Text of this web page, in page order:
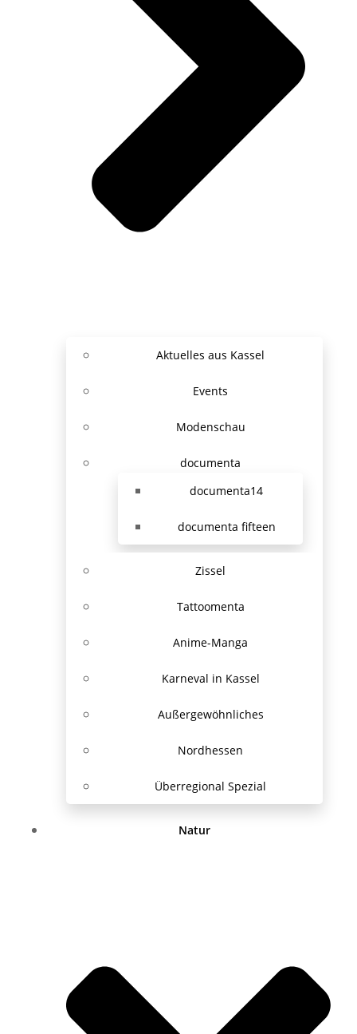
Aktuelles aus Kassel
Events
Modenschau
documenta
documenta14
documenta fifteen
Zissel
Tattoomenta
Anime-Manga
Karneval in Kassel
Außergewöhnliches
Nordhessen
Überregional Spezial
Natur